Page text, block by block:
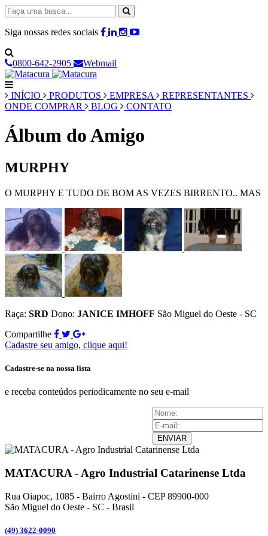
Siga nossas redes sociais
0800-642-2905 Webmail
INÍCIO PRODUTOS EMPRESA
REPRESENTANTES
ONDE COMPRAR
BLOG CONTATO
Álbum do Amigo
MURPHY
O MURPHY E TUDO DE BOM AS VEZES BIRRENTO.. MAS
Raça: SRD Dono: JANICE IMHOFF São Miguel do Oeste - SC
Compartilhe
Cadastre seu amigo, clique aqui!
Cadastre-se na nossa lista
e receba conteúdos periodicamente no seu e-mail
ENVIAR
MATACURA - Agro Industrial Catarinense Ltda
Rua Oiapoc, 1085 - Bairro Agostini - CEP 89900-000
São Miguel do Oeste - SC - Brasil
(49) 3622-0090